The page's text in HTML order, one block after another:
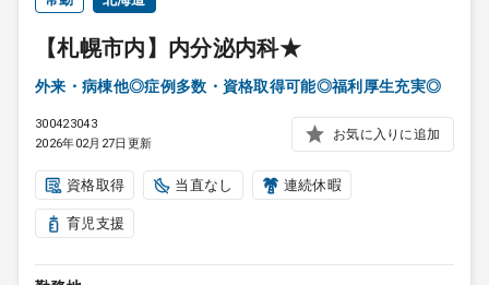
【札幌市内】内分泌内科★
外来・病棟他◎症例多数・資格取得可能◎福利厚生充実◎
300423043
2026年02月27日更新
お気に入りに追加
資格取得 当直なし 連続休暇
育児支援